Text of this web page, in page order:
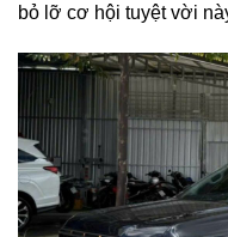
bỏ lỡ cơ hội tuyệt vời